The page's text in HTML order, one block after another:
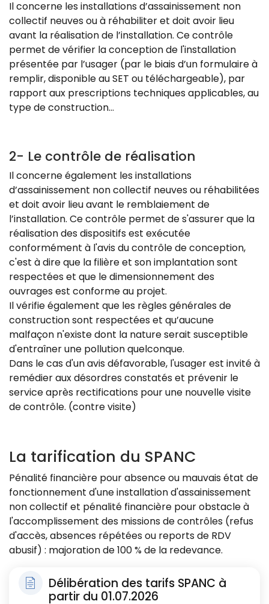
Il concerne les installations d’assainissement non
collectif neuves ou à réhabiliter et doit avoir lieu
avant la réalisation de l’installation. Ce contrôle
permet de vérifier la conception de l'installation
présentée par l’usager (par le biais d’un formulaire à
remplir, disponible au SET ou téléchargeable), par
rapport aux prescriptions techniques applicables, au
type de construction…
2- Le contrôle de réalisation
Il concerne également les installations
d’assainissement non collectif neuves ou réhabilitées
et doit avoir lieu avant le remblaiement de
l’installation. Ce contrôle permet de s'assurer que la
réalisation des dispositifs est exécutée
conformément à l'avis du contrôle de conception,
c'est à dire que la filière et son implantation sont
respectées et que le dimensionnement des
ouvrages est conforme au projet.
Il vérifie également que les règles générales de
construction sont respectées et qu’aucune
malfaçon n'existe dont la nature serait susceptible
d'entraîner une pollution quelconque.
Dans le cas d'un avis défavorable, l'usager est invité à
remédier aux désordres constatés et prévenir le
service après rectifications pour une nouvelle visite
de contrôle. (contre visite)
La tarification du SPANC
Pénalité financière pour absence ou mauvais état de
fonctionnement d'une installation d'assainissement
non collectif et pénalité financière pour obstacle à
l'accomplissement des missions de contrôles (refus
d'accès, absences répétées ou reports de RDV
abusif) : majoration de 100 % de la redevance.
Délibération des tarifs SPANC à
partir du 01.07.2026